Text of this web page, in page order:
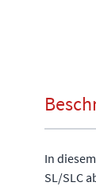
In
SL/SLC